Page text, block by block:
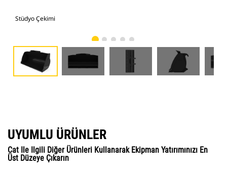
Stüdyo Çekimi
UYUMLU ÜRÜNLER
Cat Ile Ilgili Diğer Ürünleri Kullanarak Ekipman Yatırımınızı En
Üst Düzeye Çıkarın